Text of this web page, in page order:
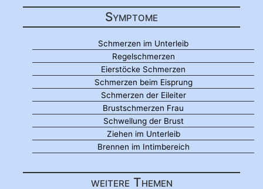
Symptome
Schmerzen im Unterleib
Regelschmerzen
Eierstöcke Schmerzen
Schmerzen beim Eisprung
Schmerzen der Eileiter
Brustschmerzen Frau
Schwellung der Brust
Ziehen im Unterleib
Brennen im Intimbereich
weitere Themen